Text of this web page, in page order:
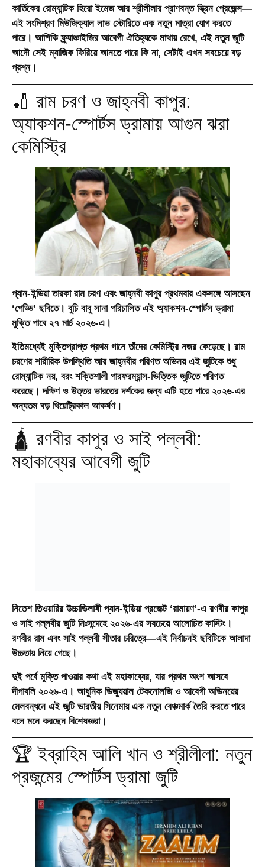
কার্তিকের রোম্যান্টিক হিরো ইমেজ আর শ্রীলীলার প্রাণবন্ত স্ক্রিন প্রেজেন্স—
এই সংমিশ্রণ মিউজিক্যাল লাভ স্টোরিতে এক নতুন মাত্রা যোগ করতে
পারে। আশিকি ফ্র্যাঞ্চাইজির আবেগী ঐতিহ্যকে মাথায় রেখে, এই নতুন জুটি
আদৌ সেই ম্যাজিক ফিরিয়ে আনতে পারে কি না, সেটাই এখন সবচেয়ে বড়
প্রশ্ন।
🏏 রাম চরণ ও জাহ্নবী কাপুর:
অ্যাকশন-স্পোর্টস ড্রামায় আগুন ঝরা
কেমিস্ট্রি
প্যান-ইন্ডিয়া তারকা রাম চরণ এবং জাহ্নবী কাপুর প্রথমবার একসঙ্গে আসছেন
‘পেড্ডি’ ছবিতে। বুচি বাবু সানা পরিচালিত এই অ্যাকশন-স্পোর্টস ড্রামা
মুক্তি পাবে ২৭ মার্চ ২০২৬-এ।
ইতিমধ্যেই মুক্তিপ্রাপ্ত প্রথম গানে তাঁদের কেমিস্ট্রি নজর কেড়েছে। রাম
চরণের শারীরিক উপস্থিতি আর জাহ্নবীর পরিণত অভিনয় এই জুটিকে শুধু
রোম্যান্টিক নয়, বরং শক্তিশালী পারফরম্যান্স-ভিত্তিক জুটিতে পরিণত
করেছে। দক্ষিণ ও উত্তর ভারতের দর্শকের জন্য এটি হতে পারে ২০২৬-এর
অন্যতম বড় থিয়েট্রিকাল আকর্ষণ।
🛕 রণবীর কাপুর ও সাই পল্লবী:
মহাকাব্যের আবেগী জুটি
নিতেশ তিওয়ারির উচ্চাভিলাষী প্যান-ইন্ডিয়া প্রজেক্ট ‘রামায়ণ’-এ রণবীর কাপুর
ও সাই পল্লবীর জুটি নিঃসন্দেহে ২০২৬-এর সবচেয়ে আলোচিত কাস্টিং।
রণবীর রাম এবং সাই পল্লবী সীতার চরিত্রে—এই নির্বাচনই ছবিটিকে আলাদা
উচ্চতায় নিয়ে গেছে।
দুই পর্বে মুক্তি পাওয়ার কথা এই মহাকাব্যের, যার প্রথম অংশ আসবে
দীপাবলি ২০২৬-এ। আধুনিক ভিজ্যুয়াল টেকনোলজি ও আবেগী অভিনয়ের
মেলবন্ধনে এই জুটি ভারতীয় সিনেমায় এক নতুন বেঞ্চমার্ক তৈরি করতে পারে
বলে মনে করছেন বিশেষজ্ঞরা।
🏆 ইব্রাহিম আলি খান ও শ্রীলীলা: নতুন
প্রজন্মের স্পোর্টস ড্রামা জুটি